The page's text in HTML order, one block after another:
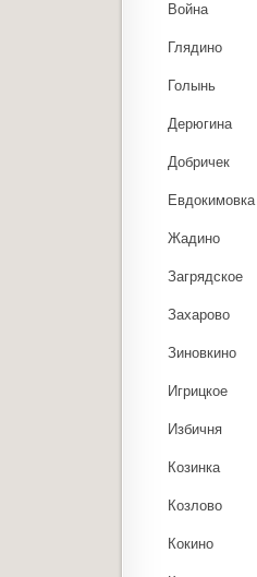
Война
Глядино
Голынь
Дерюгина
Добричек
Евдокимовка
Жадино
Загрядское
Захарово
Зиновкино
Игрицкое
Избичня
Козинка
Козлово
Кокино